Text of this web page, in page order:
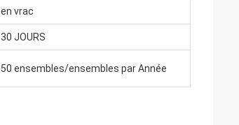
en vrac
30 JOURS
50 ensembles/ensembles par Année